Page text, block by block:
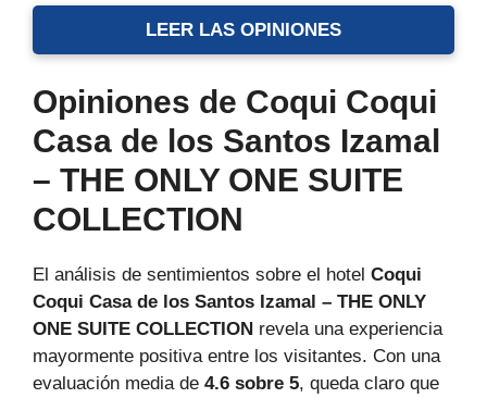
LEER LAS OPINIONES
Opiniones de Coqui Coqui
Casa de los Santos Izamal
– THE ONLY ONE SUITE
COLLECTION
El análisis de sentimientos sobre el hotel Coqui
Coqui Casa de los Santos Izamal – THE ONLY
ONE SUITE COLLECTION revela una experiencia
mayormente positiva entre los visitantes. Con una
evaluación media de 4.6 sobre 5, queda claro que